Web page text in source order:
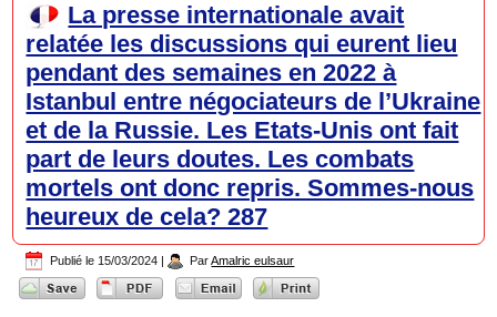
La presse internationale avait
relatée les discussions qui eurent lieu
pendant des semaines en 2022 à
Istanbul entre négociateurs de l’Ukraine
et de la Russie. Les Etats-Unis ont fait
part de leurs doutes. Les combats
mortels ont donc repris. Sommes-nous
heureux de cela? 287
Publié le 15/03/2024 | Par Amalric eulsaur